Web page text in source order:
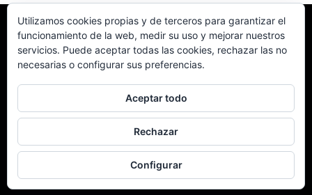
Facebook TikTok
Instagram
YouTube
© 2026 Campeonato Extremo 4x4 Powered by
CD Local 4x4.
Utilizamos cookies propias y de terceros para garantizar el
funcionamiento de la web, medir su uso y mejorar nuestros
servicios. Puede aceptar todas las cookies, rechazar las no
necesarias o configurar sus preferencias.
Aceptar todo
Rechazar
Configurar